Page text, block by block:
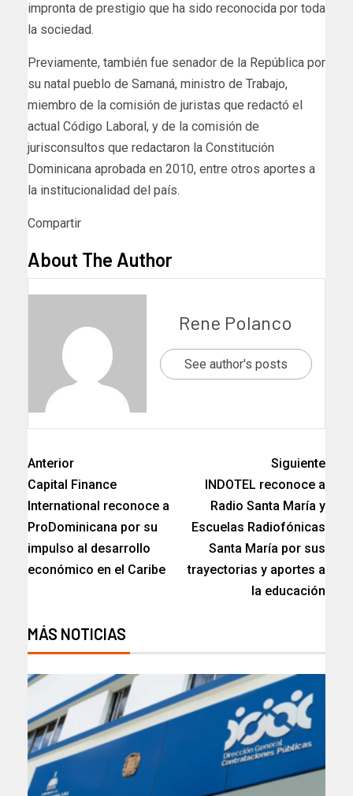
impronta de prestigio que ha sido reconocida por toda
la sociedad.
Previamente, también fue senador de la República por
su natal pueblo de Samaná, ministro de Trabajo,
miembro de la comisión de juristas que redactó el
actual Código Laboral, y de la comisión de
jurisconsultos que redactaron la Constitución
Dominicana aprobada en 2010, entre otros aportes a
la institucionalidad del país.
Compartir
About The Author
Rene Polanco
See author's posts
Anterior
Capital Finance
International reconoce a
ProDominicana por su
impulso al desarrollo
económico en el Caribe
Siguiente
INDOTEL reconoce a
Radio Santa María y
Escuelas Radiofónicas
Santa María por sus
trayectorias y aportes a
la educación
MÁS NOTICIAS